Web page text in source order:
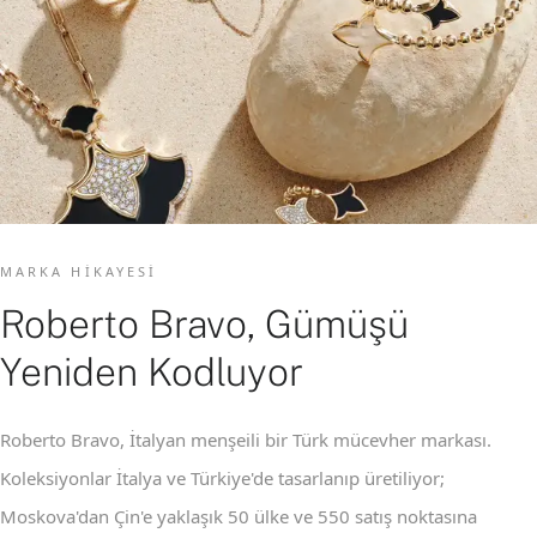
MARKA HIKAYESI
Roberto Bravo, Gümüşü
Yeniden Kodluyor
Roberto Bravo, İtalyan menşeili bir Türk mücevher markası.
Koleksiyonlar İtalya ve Türkiye'de tasarlanıp üretiliyor;
Moskova'dan Çin'e yaklaşık 50 ülke ve 550 satış noktasına